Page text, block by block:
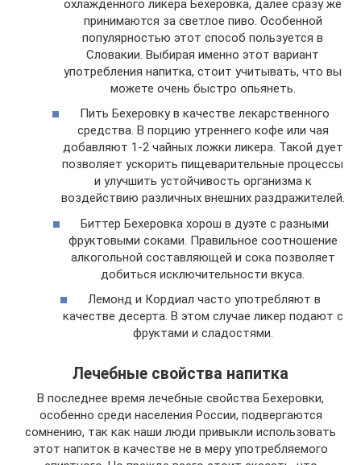
охлажденного ликера Бехеровка, далее сразу же
принимаются за светлое пиво. Особенной
популярностью этот способ пользуется в
Словакии. Выбирая именно этот вариант
употребления напитка, стоит учитывать, что вы
можете очень быстро опьянеть.
Пить Бехеровку в качестве лекарственного
средства. В порцию утреннего кофе или чая
добавляют 1-2 чайных ложки ликера. Такой дует
позволяет ускорить пищеварительные процессы
и улучшить устойчивость организма к
воздействию различных внешних раздражителей.
Биттер Бехеровка хорош в дуэте с разными
фруктовыми соками. Правильное соотношение
алкогольной составляющей и сока позволяет
добиться исключительности вкуса.
Лемонд и Кордиал часто употребляют в
качестве десерта. В этом случае ликер подают с
фруктами и сладостями.
Лечебные свойства напитка
В последнее время лечебные свойства Бехеровки,
особенно среди населения России, подвергаются
сомнению, так как наши люди привыкли использовать
этот напиток в качестве не в меру употребляемого